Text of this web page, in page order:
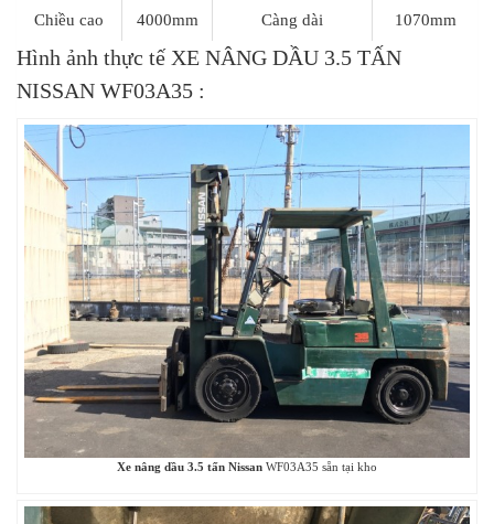
Chiều cao 4000mm Càng dài 1070mm
Hình ảnh thực tế XE NÂNG DẦU 3.5 TẤN
NISSAN WF03A35 :
Xe nâng dầu 3.5 tấn Nissan WF03A35 sẵn tại kho